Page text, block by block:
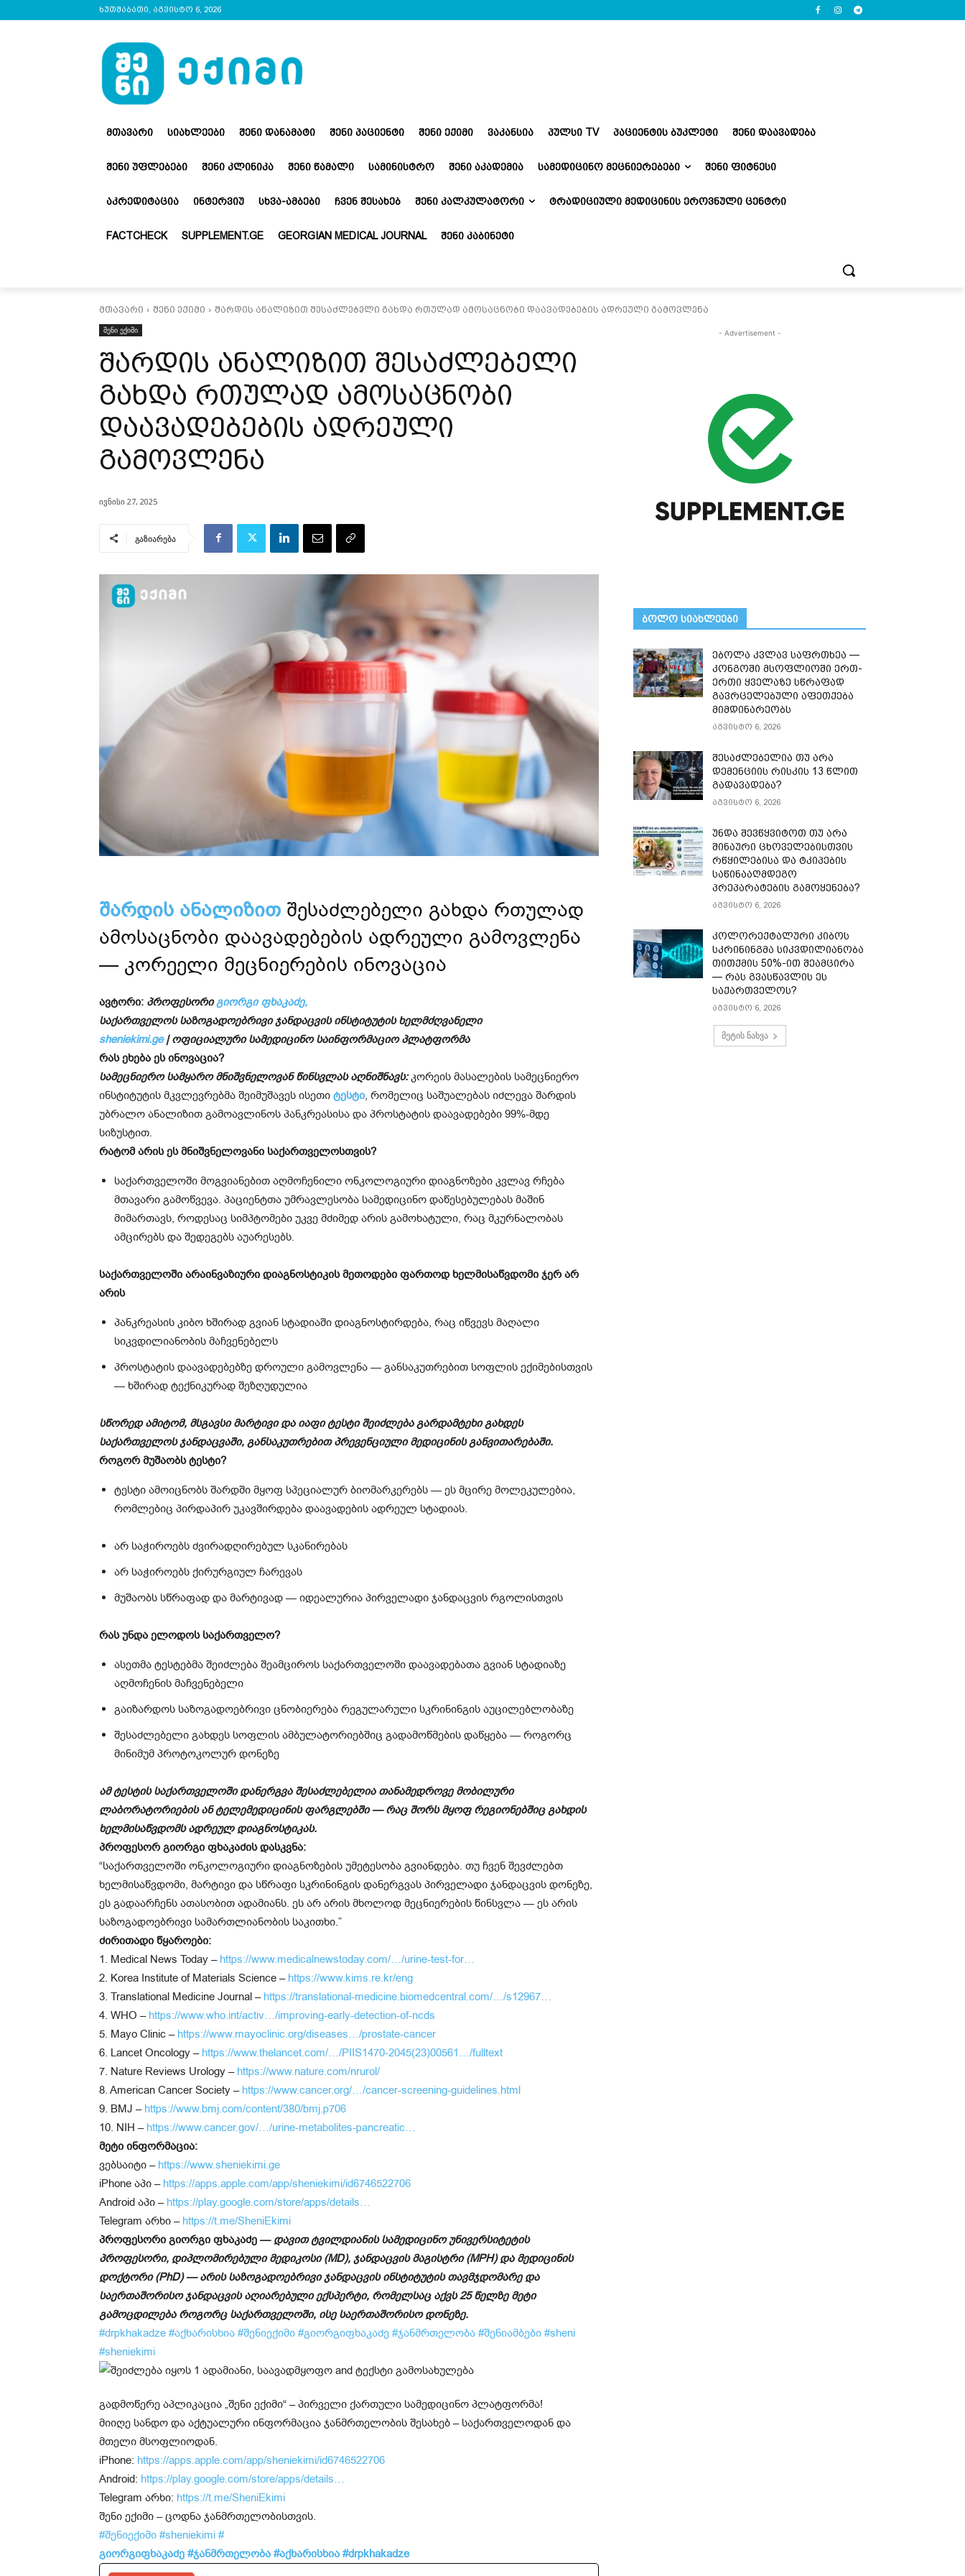
ხუთშაბათი, აგვისტო 6, 2026
ᲛᲗᲐᲕᲐᲠᲘ ᲡᲘᲐᲮᲚᲔᲔᲑᲘ ᲨᲔᲜᲘ ᲓᲐᲜᲐᲛᲐᲢᲘ ᲨᲔᲜᲘ ᲞᲐᲪᲘᲔᲜᲢᲘ ᲨᲔᲜᲘ ᲔᲥᲘᲛᲘ ᲕᲐᲙᲐᲜᲡᲘᲐ ᲞᲣᲚᲡᲘ TV ᲞᲐᲪᲘᲔᲜᲢᲘᲡ ᲑᲣᲙᲚᲔᲢᲘ ᲨᲔᲜᲘ ᲓᲐᲐᲕᲐᲓᲔᲑᲐ
ᲨᲔᲜᲘ ᲣᲤᲚᲔᲑᲔᲑᲘ ᲨᲔᲜᲘ ᲙᲚᲘᲜᲘᲙᲐ ᲨᲔᲜᲘ ᲬᲐᲛᲐᲚᲘ ᲡᲐᲛᲘᲜᲘᲡᲢᲠᲝ ᲨᲔᲜᲘ ᲐᲙᲐᲓᲔᲛᲘᲐ ᲡᲐᲛᲔᲓᲘᲪᲘᲜᲝ ᲛᲔᲪᲜᲘᲔᲠᲔᲑᲔᲑᲘ ᲨᲔᲜᲘ ᲤᲘᲢᲜᲔᲡᲘ
ᲐᲙᲠᲔᲓᲘᲢᲐᲪᲘᲐ ᲘᲜᲢᲔᲠᲕᲘᲣ ᲡᲮᲕᲐ-ᲐᲛᲑᲔᲑᲘ ᲩᲕᲔᲜ ᲨᲔᲡᲐᲮᲔᲑ ᲨᲔᲜᲘ ᲙᲐᲚᲙᲣᲚᲐᲢᲝᲠᲘ ᲢᲠᲐᲓᲘᲪᲘᲣᲚᲘ ᲛᲔᲓᲘᲪᲘᲜᲘᲡ ᲔᲠᲝᲕᲜᲣᲚᲘ ᲪᲔᲜᲢᲠᲘ
FACTCHECK SUPPLEMENT.GE GEORGIAN MEDICAL JOURNAL ᲨᲔᲜᲘ ᲙᲐᲑᲘᲜᲔᲢᲘ
მთავარი შენი ექიმი
შარდის ანალიზით შესაძლებელი გახდა რთულად ამოსაცნობი დაავადებების ადრეული გამოვლენა
შენი ექიმი
შარდის ანალიზით შესაძლებელი
გახდა რთულად ამოსაცნობი
დაავადებების ადრეული
გამოვლენა
ივნისი 27, 2025
გაზიარება
შარდის ანალიზით შესაძლებელი გახდა რთულად
ამოსაცნობი დაავადებების ადრეული გამოვლენა
— კორეელი მეცნიერების ინოვაცია
ავტორი: პროფესორიგიორგი ფხაკაძე,
საქართველოს საზოგადოებრივი ჯანდაცვის ინსტიტუტის ხელმძღვანელი
sheniekimi.ge| ოფიციალური სამედიცინო საინფორმაციო პლატფორმა
რას ეხება ეს ინოვაცია?
სამეცნიერო სამყარო მნიშვნელოვან წინსვლას აღნიშნავს:კორეის მასალების სამეცნიერო
ინსტიტუტის მკვლევრებმა შეიმუშავეს ისეთი ტესტი, რომელიც საშუალებას იძლევა შარდის
უბრალო ანალიზით გამოავლინოს პანკრეასისა და პროსტატის დაავადებები 99%-მდე
სიზუსტით.
რატომ არის ეს მნიშვნელოვანი საქართველოსთვის?
საქართველოში მოგვიანებით აღმოჩენილი ონკოლოგიური დიაგნოზები კვლავ რჩება
მთავარი გამოწვევა. პაციენტთა უმრავლესობა სამედიცინო დაწესებულებას მაშინ
მიმართავს, როდესაც სიმპტომები უკვე მძიმედ არის გამოხატული, რაც მკურნალობას
ამცირებს და შედეგებს აუარესებს.
საქართველოში არაინვაზიური დიაგნოსტიკის მეთოდები ფართოდ ხელმისაწვდომი ჯერ არ
არის
პანკრეასის კიბო ხშირად გვიან სტადიაში დიაგნოსტირდება, რაც იწვევს მაღალი
სიკვდილიანობის მაჩვენებელს
პროსტატის დაავადებებზე დროული გამოვლენა — განსაკუთრებით სოფლის ექიმებისთვის
— ხშირად ტექნიკურად შეზღუდულია
სწორედ ამიტომ, მსგავსი მარტივი და იაფი ტესტი შეიძლება გარდამტეხი გახდეს
საქართველოს ჯანდაცვაში, განსაკუთრებით პრევენციული მედიცინის განვითარებაში.
როგორ მუშაობს ტესტი?
ტესტი ამოიცნობს შარდში მყოფ სპეციალურ ბიომარკერებს — ეს მცირე მოლეკულებია,
რომლებიც პირდაპირ უკავშირდება დაავადების ადრეულ სტადიას.
არ საჭიროებს ძვირადღირებულ სკანირებას
არ საჭიროებს ქირურგიულ ჩარევას
მუშაობს სწრაფად და მარტივად — იდეალურია პირველადი ჯანდაცვის რგოლისთვის
რას უნდა ელოდოს საქართველო?
ასეთმა ტესტებმა შეიძლება შეამციროს საქართველოში დაავადებათა გვიან სტადიაზე
აღმოჩენის მაჩვენებელი
გაიზარდოს საზოგადოებრივი ცნობიერება რეგულარული სკრინინგის აუცილებლობაზე
შესაძლებელი გახდეს სოფლის ამბულატორიებშიც გადამოწმების დაწყება — როგორც
მინიმუმ პროტოკოლურ დონეზე
ამ ტესტის საქართველოში დანერგვა შესაძლებელია თანამედროვე მობილური
ლაბორატორიების ან ტელემედიცინის ფარგლებში — რაც შორს მყოფ რეგიონებშიც გახდის
ხელმისაწვდომს ადრეულ დიაგნოსტიკას.
პროფესორ გიორგი ფხაკაძის დასკვნა:
“საქართველოში ონკოლოგიური დიაგნოზების უმეტესობა გვიანდება. თუ ჩვენ შევძლებთ
ხელმისაწვდომი, მარტივი და სწრაფი სკრინინგის დანერგვას პირველადი ჯანდაცვის დონეზე,
ეს გადაარჩენს ათასობით ადამიანს. ეს არ არის მხოლოდ მეცნიერების წინსვლა — ეს არის
საზოგადოებრივი სამართლიანობის საკითხი.”
ძირითადი წყაროები:
1. Medical News Today – https://www.medicalnewstoday.com/…/urine-test-for…
2. Korea Institute of Materials Science – https://www.kims.re.kr/eng
3. Translational Medicine Journal – https://translational-medicine.biomedcentral.com/…/s12967…
4. WHO – https://www.who.int/activ…/improving-early-detection-of-ncds
5. Mayo Clinic – https://www.mayoclinic.org/diseases…/prostate-cancer
6. Lancet Oncology – https://www.thelancet.com/…/PIIS1470-2045(23)00561…/fulltext
7. Nature Reviews Urology – https://www.nature.com/nrurol/
8. American Cancer Society – https://www.cancer.org/…/cancer-screening-guidelines.html
9. BMJ – https://www.bmj.com/content/380/bmj.p706
10. NIH – https://www.cancer.gov/…/urine-metabolites-pancreatic…
მეტი ინფორმაცია:
ვებსაიტი – https://www.sheniekimi.ge
iPhone აპი – https://apps.apple.com/app/sheniekimi/id6746522706
Android აპი – https://play.google.com/store/apps/details…
Telegram არხი – https://t.me/SheniEkimi
პროფესორი გიორგი ფხაკაძე —დავით ტვილდიანის სამედიცინო უნივერსიტეტის
პროფესორი, დიპლომირებული მედიკოსი (MD), ჯანდაცვის მაგისტრი (MPH) და მედიცინის
დოქტორი (PhD) — არის საზოგადოებრივი ჯანდაცვის ინსტიტუტის თავმჯდომარე და
საერთაშორისო ჯანდაცვის აღიარებული ექსპერტი, რომელსაც აქვს 25 წელზე მეტი
გამოცდილება როგორც საქართველოში, ისე საერთაშორისო დონეზე.
#drpkhakadze #აქხარისხია #შენიექიმი #გიორგიფხაკაძე #ჯანმრთელობა #შენიამბები #sheni
#sheniekimi
გადმოწერე აპლიკაცია „შენი ექიმი“ – პირველი ქართული სამედიცინო პლატფორმა!
მიიღე სანდო და აქტუალური ინფორმაცია ჯანმრთელობის შესახებ – საქართველოდან და
მთელი მსოფლიოდან.
iPhone: https://apps.apple.com/app/sheniekimi/id6746522706
Android: https://play.google.com/store/apps/details…
Telegram არხი: https://t.me/SheniEkimi
შენი ექიმი – ცოდნა ჯანმრთელობისთვის.
#შენიექიმი #sheniekimi #
გიორგიფხაკაძე #ჯანმრთელობა #აქხარისხია #drpkhakadze
- Advertisement -
ᲑᲝᲚᲝ ᲡᲘᲐᲮᲚᲔᲔᲑᲘ
ებოლა კვლავ საფრთხეა —
კონგოში მსოფლიოში ერთ-
ერთი ყველაზე სწრაფად
გავრცელებული აფეთქება
მიმდინარეობს
აგვისტო 6, 2026
შესაძლებელია თუ არა
დემენციის რისკის 13 წლით
გადავადება?
აგვისტო 6, 2026
უნდა შევწყვიტოთ თუ არა
შინაური ცხოველებისთვის
რწყილებისა და ტკიპების
საწინააღმდეგო
პრეპარატების გამოყენება?
აგვისტო 6, 2026
კოლორექტალური კიბოს
სკრინინგმა სიკვდილიანობა
თითქმის 50%-ით შეამცირა
— რას გვასწავლის ეს
საქართველოს?
აგვისტო 6, 2026
მეტის ნახვა